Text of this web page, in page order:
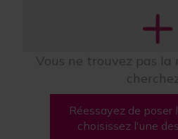
Vous ne trouvez pas la
Réessayez de poser
choisissez l'une